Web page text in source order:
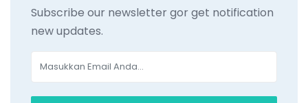
Subscribe our newsletter gor get notification
new updates.